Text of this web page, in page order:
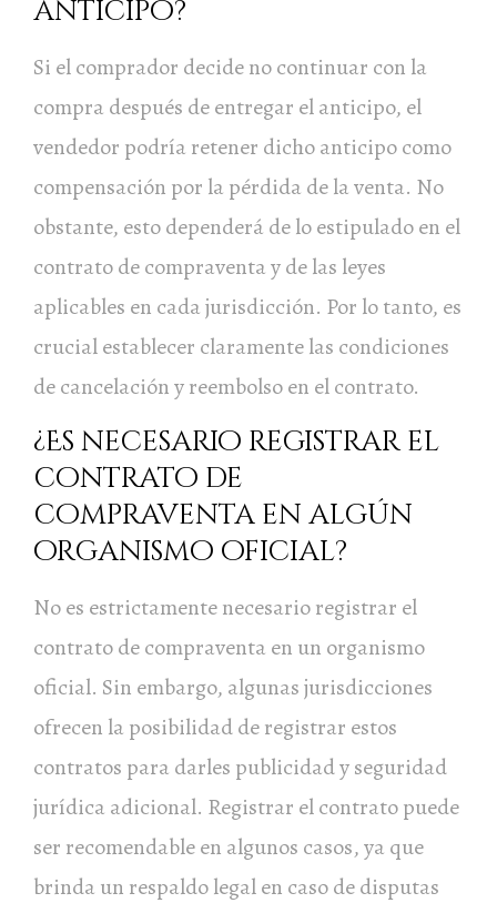
anticipo?
Si el comprador decide no continuar con la
compra después de entregar el anticipo, el
vendedor podría retener dicho anticipo como
compensación por la pérdida de la venta. No
obstante, esto dependerá de lo estipulado en el
contrato de compraventa y de las leyes
aplicables en cada jurisdicción. Por lo tanto, es
crucial establecer claramente las condiciones
de cancelación y reembolso en el contrato.
¿Es necesario registrar el
contrato de
compraventa en algún
organismo oficial?
No es estrictamente necesario registrar el
contrato de compraventa en un organismo
oficial. Sin embargo, algunas jurisdicciones
ofrecen la posibilidad de registrar estos
contratos para darles publicidad y seguridad
jurídica adicional. Registrar el contrato puede
ser recomendable en algunos casos, ya que
brinda un respaldo legal en caso de disputas